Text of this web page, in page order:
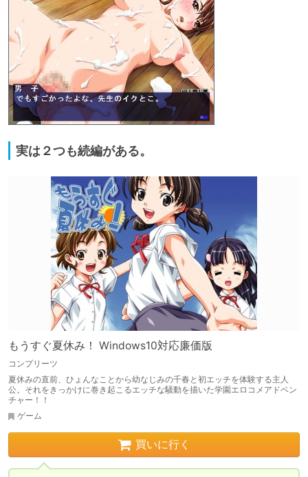
実は２つも続編がある。
もうすぐ夏休み！ Windows10対応廉価版
コンプリーツ
夏休みの直前、ひょんなことから幼なじみの千春と初エッチを体験する主人
公。それをきっかけに巻き起こるエッチな騒動を描いた学園エロコメアドベン
チャー！！
ゲーム
買いに行く